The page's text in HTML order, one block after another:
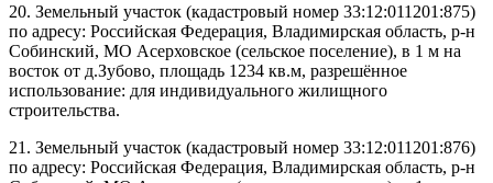
20. Земельный участок (кадастровый номер 33:12:011201:875)
по адресу: Российская Федерация, Владимирская область, р-н
Собинский, МО Асерховское (сельское поселение), в 1 м на
восток от д.Зубово, площадь 1234 кв.м, разрешённое
использование: для индивидуального жилищного
строительства.
21. Земельный участок (кадастровый номер 33:12:011201:876)
по адресу: Российская Федерация, Владимирская область, р-н